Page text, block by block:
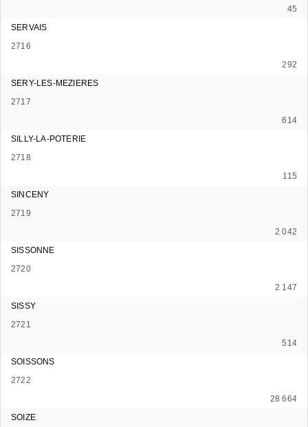
45
SERVAIS
2716
292
SERY-LES-MEZIERES
2717
614
SILLY-LA-POTERIE
2718
115
SINCENY
2719
2 042
SISSONNE
2720
2 147
SISSY
2721
514
SOISSONS
2722
28 664
SOIZE